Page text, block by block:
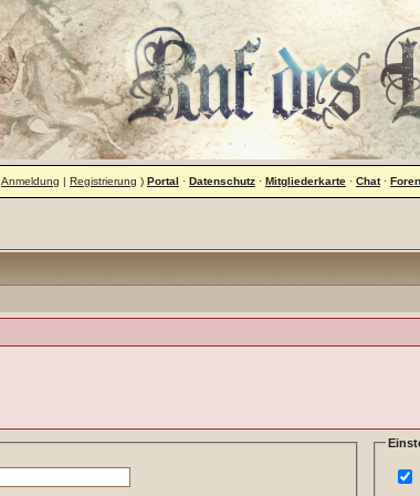
Anmeldung | Registrierung ) Portal · Datenschutz· Mitgliederkarte· Chat·